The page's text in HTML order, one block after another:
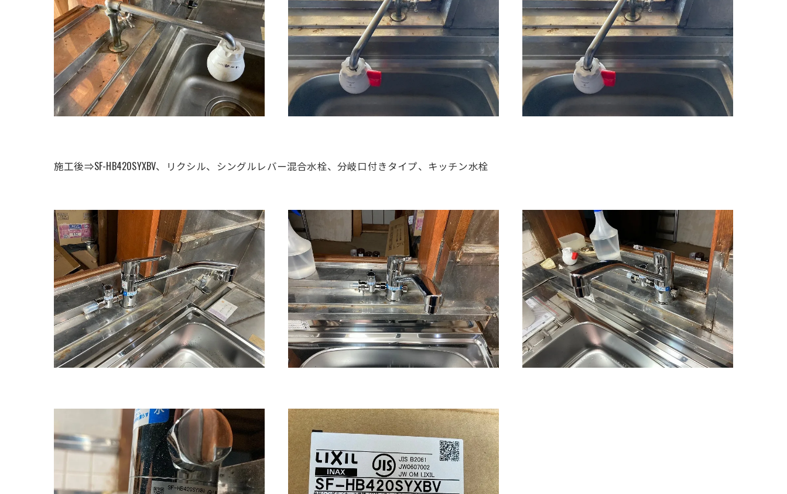
施工後⇒SF-HB420SYXBV、リクシル、シングルレバー混合水栓、分岐口付きタイプ、キッチン水栓